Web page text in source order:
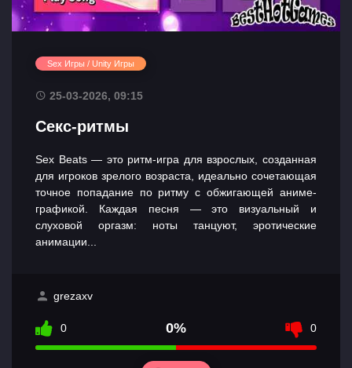
Sex Игры / Unity Игры
25-03-2026, 09:15
Секс-ритмы
Sex Beats — это ритм-игра для взрослых, созданная
для игроков зрелого возраста, идеально сочетающая
точное попадание по ритму с обжигающей аниме-
графикой. Каждая песня — это визуальный и
слуховой оргазм: ноты танцуют, эротические
анимации...
grezaxv
0 0% 0